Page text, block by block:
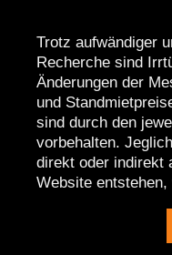
Trotz aufwändiger
Recherche sind
Änderungen der
und
sind durch den
vorbehalten.
direkt oder indirekt
Website